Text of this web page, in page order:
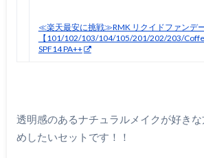
≪楽天最安に挑戦≫RMK リクイドファンデ
【101/102/103/104/105/201/202/203/
SPF14 PA++
透明感のあるナチュラルメイクが好き
めしたいセットです！！